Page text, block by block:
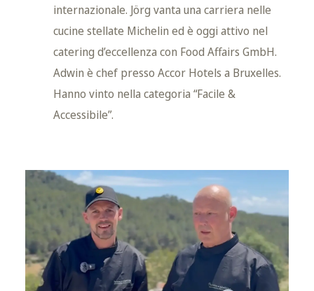
internazionale. Jörg vanta una carriera nelle
cucine stellate Michelin ed è oggi attivo nel
catering d’eccellenza con Food Affairs GmbH.
Adwin è chef presso Accor Hotels a Bruxelles.
Hanno vinto nella categoria “Facile &
Accessibile”.